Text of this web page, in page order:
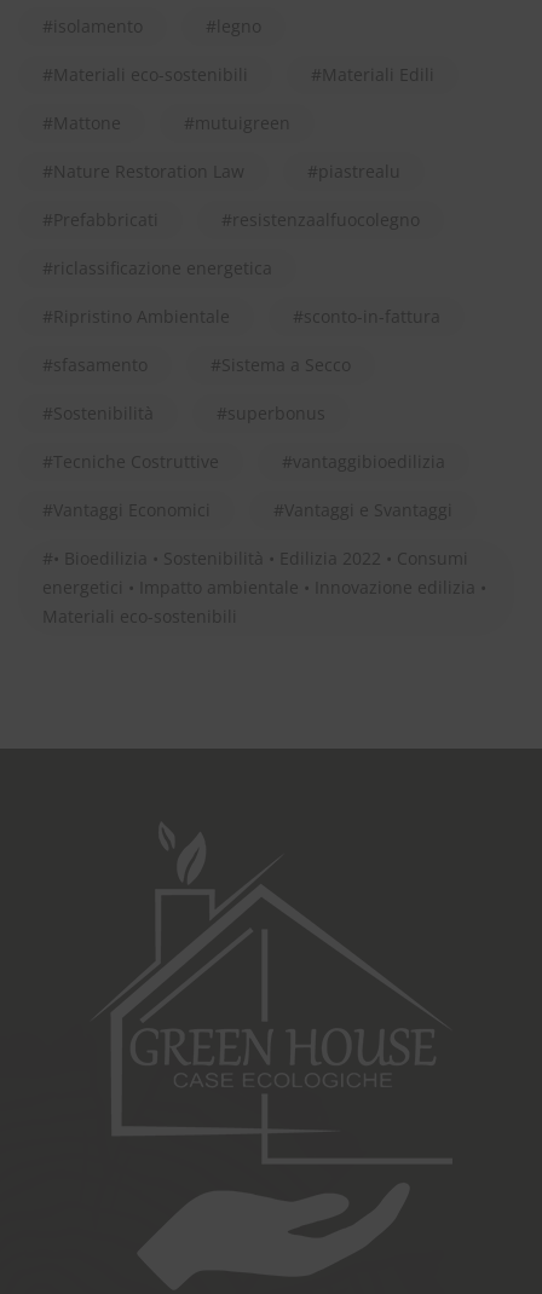
isolamento legno
Materiali eco-sostenibili Materiali Edili
Mattone mutuigreen
Nature Restoration Law piastrealu
Prefabbricati resistenzaalfuocolegno
riclassificazione energetica
Ripristino Ambientale sconto-in-fattura
sfasamento Sistema a Secco
Sostenibilità superbonus
Tecniche Costruttive vantaggibioedilizia
Vantaggi Economici Vantaggi e Svantaggi
• Bioedilizia • Sostenibilità • Edilizia 2022 • Consumi
energetici • Impatto ambientale • Innovazione edilizia •
Materiali eco-sostenibili